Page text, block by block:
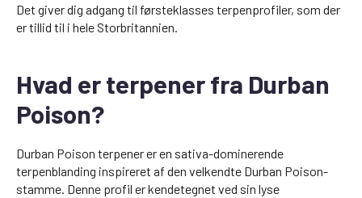
Det giver dig adgang til førsteklasses terpenprofiler, som der
er tillid til i hele Storbritannien.
Hvad er terpener fra Durban
Poison?
Durban Poison terpener er en sativa-dominerende
terpenblanding inspireret af den velkendte Durban Poison-
stamme. Denne profil er kendetegnet ved sin lyse